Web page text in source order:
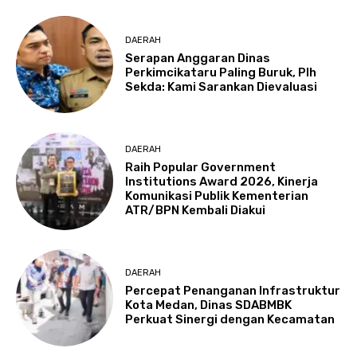
DAERAH
Serapan Anggaran Dinas
Perkimcikataru Paling Buruk, Plh
Sekda: Kami Sarankan Dievaluasi
DAERAH
Raih Popular Government
Institutions Award 2026, Kinerja
Komunikasi Publik Kementerian
ATR/BPN Kembali Diakui
DAERAH
Percepat Penanganan Infrastruktur
Kota Medan, Dinas SDABMBK
Perkuat Sinergi dengan Kecamatan